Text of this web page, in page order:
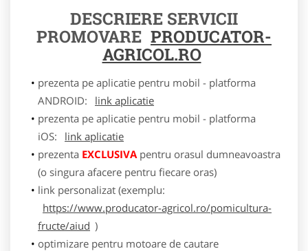
DESCRIERE SERVICII
PROMOVARE PRODUCATOR-
AGRICOL.RO
prezenta pe aplicatie pentru mobil - platforma
ANDROID:
link aplicatie
prezenta pe aplicatie pentru mobil - platforma
iOS:
link aplicatie
prezenta EXCLUSIVApentru orasul dumneavoastra
(o singura afacere pentru fiecare oras)
link personalizat (exemplu:
https://www.producator-agricol.ro/pomicultura-
fructe/aiud )
optimizare pentru motoare de cautare